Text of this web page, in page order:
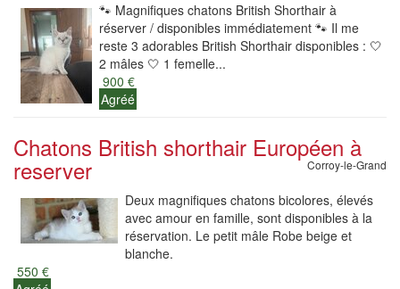
🐾 Magnifiques chatons British Shorthair à
réserver / disponibles immédiatement 🐾 Il me
reste 3 adorables British Shorthair disponibles : 🤍
2 mâles 🤍 1 femelle...
900 €
Agréé
Chatons British shorthair Européen à
reserver Corroy-le-Grand
Deux magnifiques chatons bicolores, élevés
avec amour en famille, sont disponibles à la
réservation. Le petit mâle Robe beige et
blanche.
550 €